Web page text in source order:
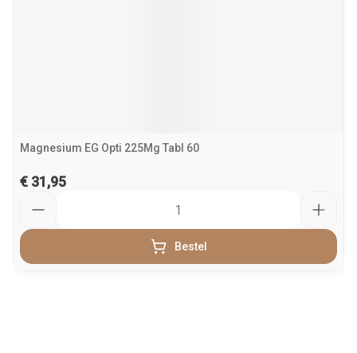
Magnesium EG Opti 225Mg Tabl 60
€ 31,95
Bestel